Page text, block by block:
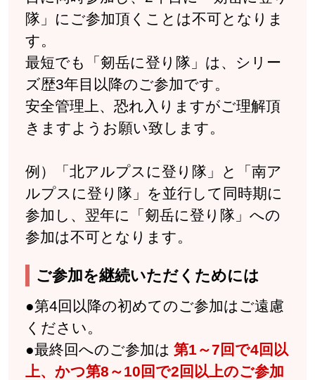
隊」にご参加頂くことは不可となりま
す。
最短でも「剱岳に登り隊」は、シリー
ズ歴3年目以降のご参加です。
安全管理上、恐れ入りますがご理解頂
きますようお願い致します。
例）「北アルプスに登り隊」と「南ア
ルプスに登り隊」を並行して同時期に
参加し、翌年に「剱岳に登り隊」への
参加は不可となります。
ご参加を継続いただくためには
●第4回以降の初めてのご参加はご遠慮
ください。
●最終回へのご参加は 第1～7回で4回以
上、かつ第8～10回で2回以上のご参加